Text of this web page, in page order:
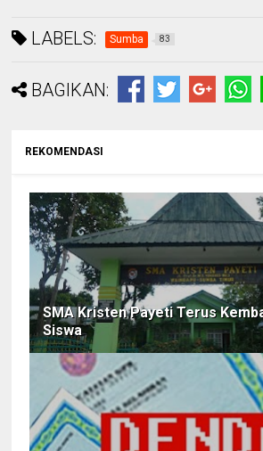
LABELS: Sumba 83
BAGIKAN:
REKOMENDASI
SMA Kristen Payeti Terus
Siswa